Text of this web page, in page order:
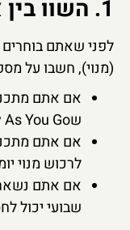
1. השוו בין אפשרויות התשלום
(מנוי), חשבו על
שPay As You Go משתלם יותר.
לרכוש מנוי
אם אתם
שבועי יכול